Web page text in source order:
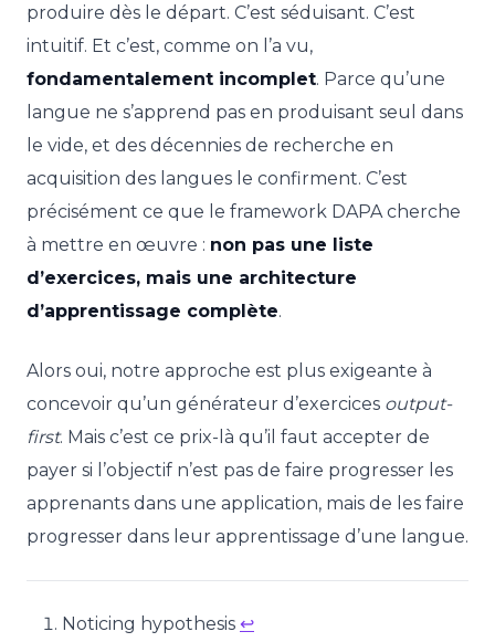
produire dès le départ. C’est séduisant. C’est
intuitif. Et c’est, comme on l’a vu,
fondamentalement incomplet. Parce qu’une
langue ne s’apprend pas en produisant seul dans
le vide, et des décennies de recherche en
acquisition des langues le confirment. C’est
précisément ce que le framework DAPA cherche
à mettre en œuvre : non pas une liste
d’exercices, mais une architecture
d’apprentissage complète.
Alors oui, notre approche est plus exigeante à
concevoir qu’un générateur d’exercices output-
first. Mais c’est ce prix-là qu’il faut accepter de
payer si l’objectif n’est pas de faire progresser les
apprenants dans une application, mais de les faire
progresser dans leur apprentissage d’une langue.
Noticing hypothesis ↩